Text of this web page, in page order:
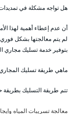
هل تواجه مشكلة في
أن عدم إعطاء أهمية لهذا
لم يتم معالجتها بشكل
بتوفير خدمة تسليك
ماهي طريقة تسليك
تتم طريقة التسليك
معالجة تسريبات المياه